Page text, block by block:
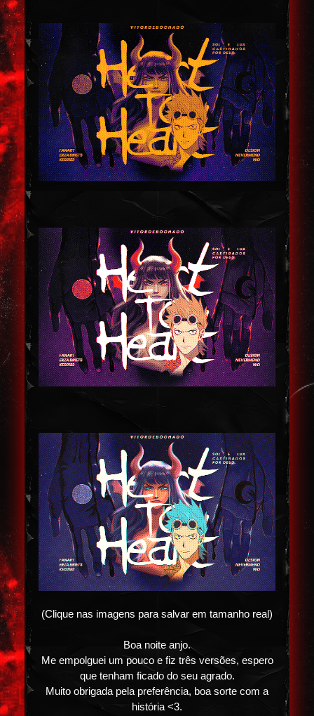
(Clique nas imagens para salvar em tamanho real)
Boa noite anjo.
Me empolguei um pouco e fiz três versões, espero
que tenham ficado do seu agrado.
Muito obrigada pela preferência, boa sorte com a
história <3.